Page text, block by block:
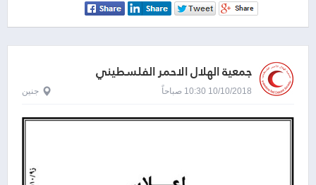
جمعية الهلال الاحمر الفلسطيني
10/10/2018 10:30 صباحاً جنين